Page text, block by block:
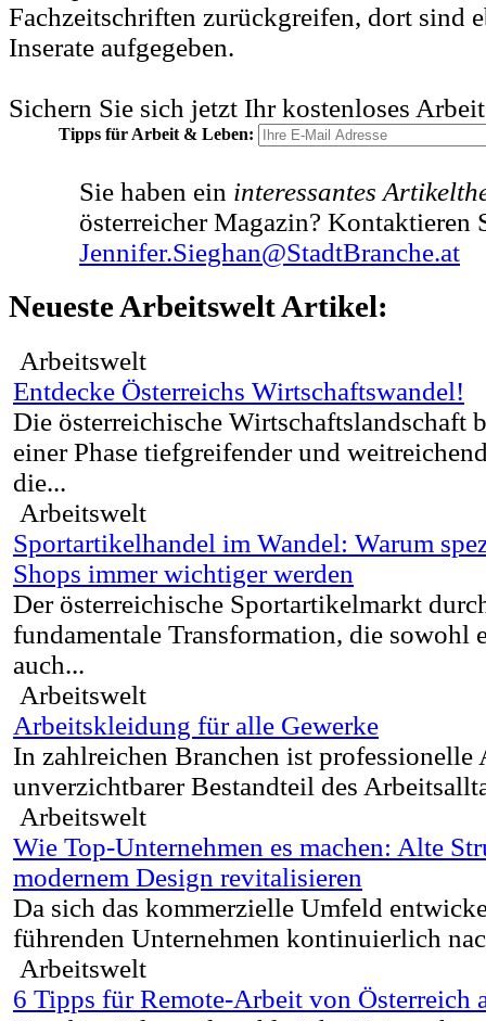
Fachzeitschriften zurückgreifen, dort sind
Inserate aufgegeben.
Sichern Sie sich jetzt Ihr kostenloses
Tipps für Arbeit & Leben:
Sie haben ein interessantes
österreicher Magazin? Kontaktieren
Jennifer.Sieghan@StadtBranche.at
Neueste Arbeitswelt Artikel:
Arbeitswelt
Entdecke Österreichs Wirtschaftswandel!
Die österreichische Wirtschaftslandschaft
einer Phase tiefgreifender und
die...
Arbeitswelt
Sportartikelhandel im Wandel: Warum
Shops immer wichtiger werden
Der österreichische Sportartikelmarkt
fundamentale Transformation, die sowohl
auch...
Arbeitswelt
Arbeitskleidung für alle Gewerke
In zahlreichen Branchen ist
unverzichtbarer Bestandteil des
Arbeitswelt
Wie Top-Unternehmen es machen: Alte
modernem Design revitalisieren
Da sich das kommerzielle Umfeld
führenden Unternehmen kontinuierlich
Arbeitswelt
6 Tipps für Remote-Arbeit von Österreich